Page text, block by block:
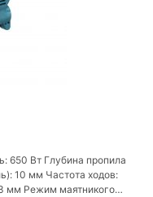
650 Вт Глубина пропила
10 мм Частота ходов:
мм Режим маятникого